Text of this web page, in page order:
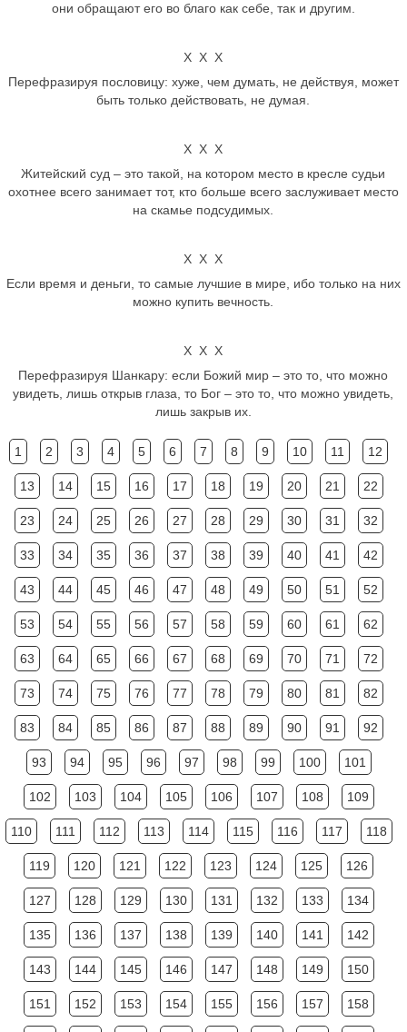
они обращают его во благо как себе, так и другим.
Х Х Х
Перефразируя пословицу: хуже, чем думать, не действуя, может
быть только действовать, не думая.
Х Х Х
Житейский суд – это такой, на котором место в кресле судьи
охотнее всего занимает тот, кто больше всего заслуживает место
на скамье подсудимых.
Х Х Х
Если время и деньги, то самые лучшие в мире, ибо только на них
можно купить вечность.
Х Х Х
Перефразируя Шанкару: если Божий мир – это то, что можно
увидеть, лишь открыв глаза, то Бог – это то, что можно увидеть,
лишь закрыв их.
1 2 3 4 5 6 7 8 9 10 11 12
13 14 15 16 17 18 19 20 21 22
23 24 25 26 27 28 29 30 31 32
33 34 35 36 37 38 39 40 41 42
43 44 45 46 47 48 49 50 51 52
53 54 55 56 57 58 59 60 61 62
63 64 65 66 67 68 69 70 71 72
73 74 75 76 77 78 79 80 81 82
83 84 85 86 87 88 89 90 91 92
93 94 95 96 97 98 99 100 101
102 103 104 105 106 107 108 109
110 111 112 113 114 115 116 117 118
119 120 121 122 123 124 125 126
127 128 129 130 131 132 133 134
135 136 137 138 139 140 141 142
143 144 145 146 147 148 149 150
151 152 153 154 155 156 157 158